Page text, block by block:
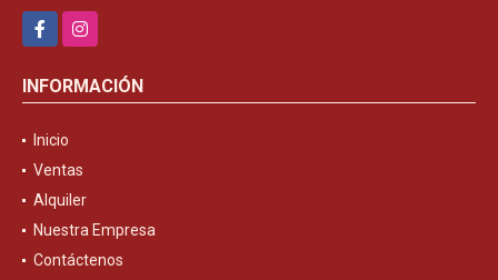
FacebookInstagram
INFORMACIÓN
Inicio
Ventas
Alquiler
Nuestra Empresa
Contáctenos